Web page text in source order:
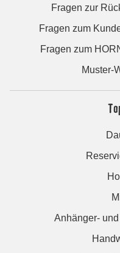
Fragen zur
Fragen zum
Fragen zum
Muster-
Anhänger-